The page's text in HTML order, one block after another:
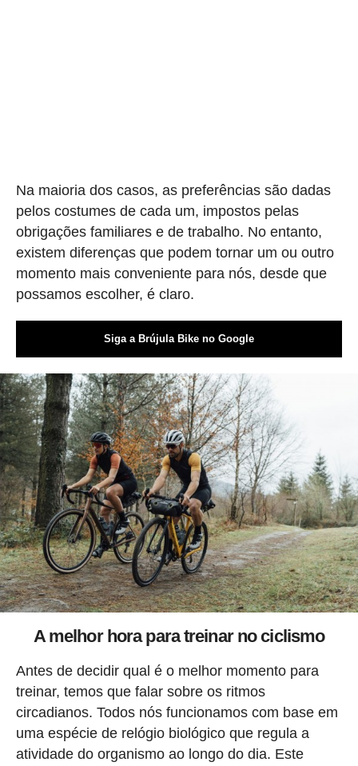
Na maioria dos casos, as preferências são dadas
pelos costumes de cada um, impostos pelas
obrigações familiares e de trabalho. No entanto,
existem diferenças que podem tornar um ou outro
momento mais conveniente para nós, desde que
possamos escolher, é claro.
Siga a Brújula Bike no Google
A melhor hora para treinar no ciclismo
Antes de decidir qual é o melhor momento para
treinar, temos que falar sobre os ritmos
circadianos. Todos nós funcionamos com base em
uma espécie de relógio biológico que regula a
atividade do organismo ao longo do dia. Este